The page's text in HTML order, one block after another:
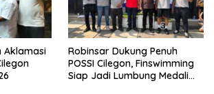
Aklamasi
Robinsar Dukung Penuh
POSSI Cilegon, Finswimming
Siap Jadi Lumbung Medali